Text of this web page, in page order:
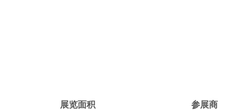
展览面积
参展商